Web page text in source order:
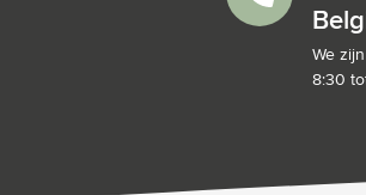
We
8:30